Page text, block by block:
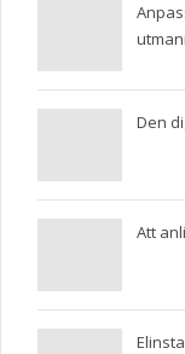
Den
Att